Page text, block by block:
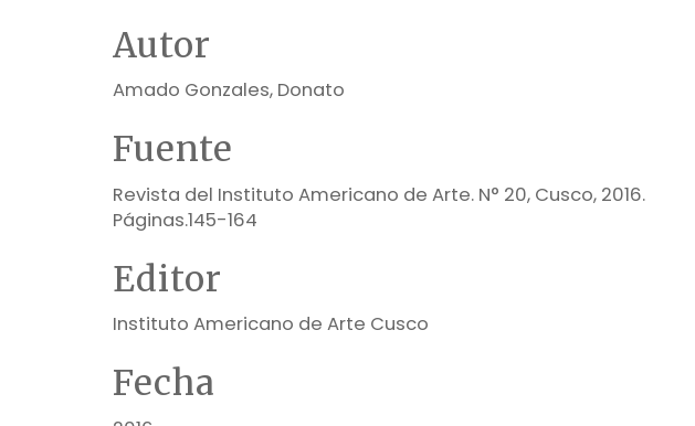
Autor
Amado Gonzales, Donato
Fuente
Revista del Instituto Americano de Arte. N° 20, Cusco, 2016.
Páginas.145-164
Editor
Instituto Americano de Arte Cusco
Fecha